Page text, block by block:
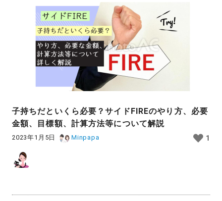
子持ちだといくら必要？サイドFIREのやり方、必要
金額、目標額、計算方法等について解説
2023年1月5日 Minpapa 1